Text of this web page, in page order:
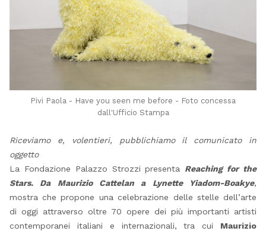
Pivi Paola - Have you seen me before - Foto concessa
dall'Ufficio Stampa
Riceviamo e, volentieri, pubblichiamo il comunicato in
oggetto
La Fondazione Palazzo Strozzi presenta Reaching for the
Stars. Da Maurizio Cattelan a Lynette Yiadom-Boakye,
mostra che propone una celebrazione delle stelle dell’arte
di oggi attraverso oltre 70 opere dei più importanti artisti
contemporanei italiani e internazionali, tra cui Maurizio